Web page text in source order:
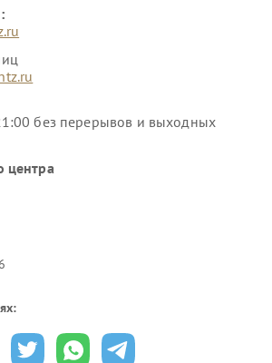
без перерывов и выходных
центра